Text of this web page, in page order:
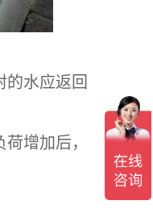
水应返回
增加后，